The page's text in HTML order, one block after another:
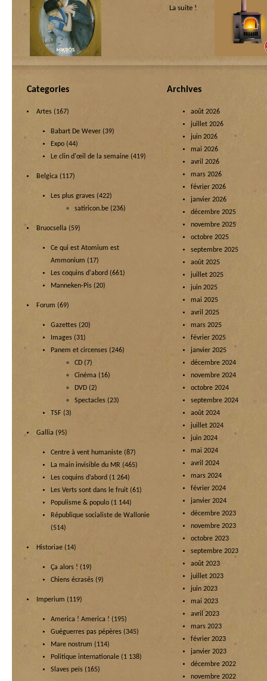
Catégorie :
Ça c’est beau| Libri
La suite !
Categories
Artes (167)
Babart De Wever (39)
Expo (44)
Le clin d'œil de la semaine (419)
Belgica (117)
Les plus graves (422)
satiricon.be (236)
Bruocsella (59)
Ce qui est Atomium est
Ammonium (17)
Les coquins d'abord (661)
Manneken-Pis (20)
Forum (69)
Gazettes (20)
Images (31)
Panem et circenses (246)
CD (7)
Cinéma (16)
DVD (2)
Spectacles (23)
TSF (3)
Gallia (95)
Centre à vent humaniste (87)
La main invisible du MR (465)
Les coquins d’abord (1 264)
Les Verts sont dans le fruit (61)
Populisme & populo (1 144)
République socialiste de Wallonie
(514)
Historiae (14)
Ça alors ! (19)
Chiens écrasés (9)
Imperium (119)
America ! America ! (195)
Guéguerres pas pépères (345)
Mare nostrum (114)
Politique internationale (1 138)
Slaves peïs (165)
Archives
août 2026
juillet 2026
juin 2026
mai 2026
avril 2026
mars 2026
février 2026
janvier 2026
décembre 2025
novembre 2025
octobre 2025
septembre 2025
août 2025
juillet 2025
juin 2025
mai 2025
avril 2025
mars 2025
février 2025
janvier 2025
décembre 2024
novembre 2024
octobre 2024
septembre 2024
août 2024
juillet 2024
juin 2024
mai 2024
avril 2024
mars 2024
février 2024
janvier 2024
décembre 2023
novembre 2023
octobre 2023
septembre 2023
août 2023
juillet 2023
juin 2023
mai 2023
avril 2023
mars 2023
février 2023
janvier 2023
décembre 2022
novembre 2022